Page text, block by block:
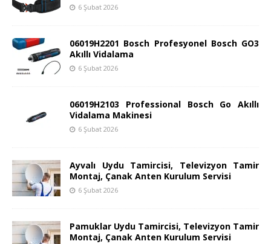
6 Şubat 2026
06019H2201 Bosch Profesyonel Bosch GO3
Akıllı Vidalama
6 Şubat 2026
06019H2103 Professional Bosch Go Akıllı
Vidalama Makinesi
6 Şubat 2026
Ayvalı Uydu Tamircisi, Televizyon Tamir
Montaj, Çanak Anten Kurulum Servisi
6 Şubat 2026
Pamuklar Uydu Tamircisi, Televizyon Tamir
Montaj, Çanak Anten Kurulum Servisi